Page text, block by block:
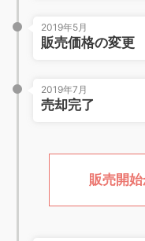
2019年5月
販売価格の変更
2019年7月
売却完了
販売開